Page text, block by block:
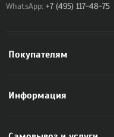
WhatsApp: +7 (495) 117-48-75
Покупателям
Информация